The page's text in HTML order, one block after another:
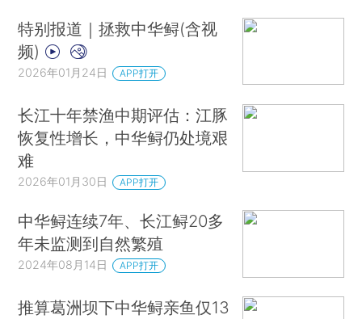
特别报道｜拯救中华鲟(含视
频)
2026年01月24日 APP打开
长江十年禁渔中期评估：江豚
恢复性增长，中华鲟仍处境艰
难
2026年01月30日 APP打开
中华鲟连续7年、长江鲟20多
年未监测到自然繁殖
2024年08月14日 APP打开
推算葛洲坝下中华鲟亲鱼仅13